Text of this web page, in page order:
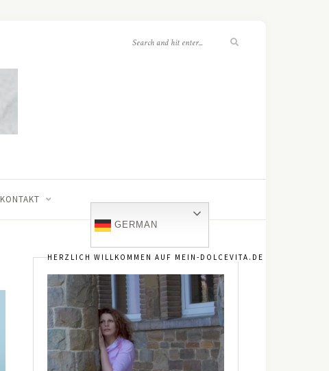
KONTAKT
GERMAN
HERZLICH WILLKOMMEN AUF MEIN-DOLCEVITA.DE